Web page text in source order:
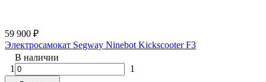
59 900 ₽
Электросамокат Segway Ninebot Kickscooter F3
В наличии
1
1